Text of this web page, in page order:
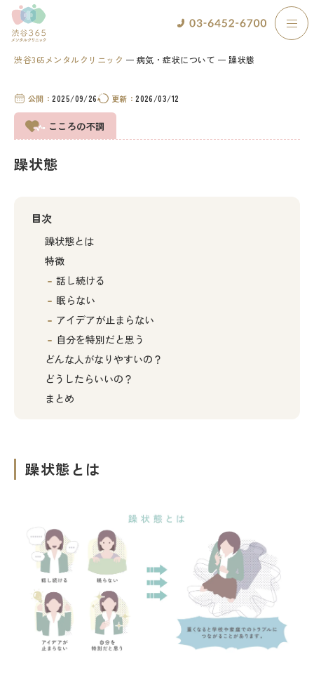
渋谷365メンタルクリニック 病気・症状について 躁状態
公開：2025/09/26 更新：2026/03/12
こころの不調
躁状態
目次
躁状態とは
特徴
話し続ける
眠らない
アイデアが止まらない
自分を特別だと思う
どんな人がなりやすいの？
どうしたらいいの？
まとめ
躁状態とは